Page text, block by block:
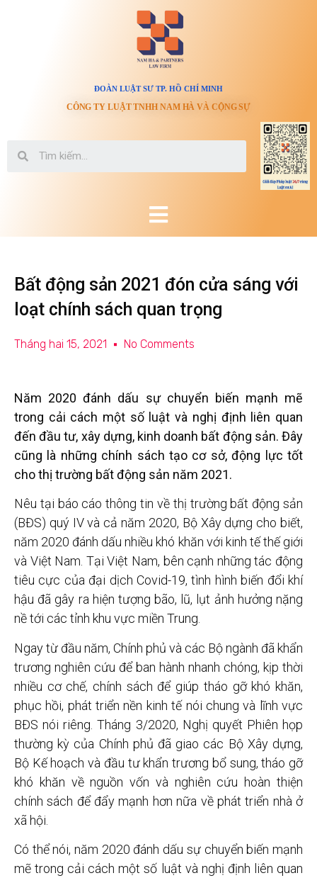
ĐOÀN LUẬT SƯ TP. HỒ CHÍ MINH
CÔNG TY LUẬT TNHH NAM HÀ VÀ CỘNG SỰ
Bất động sản 2021 đón cửa sáng với
loạt chính sách quan trọng
Tháng hai 15, 2021 No Comments
Năm 2020 đánh dấu sự chuyển biến mạnh mẽ
trong cải cách một số luật và nghị định liên quan
đến đầu tư, xây dựng, kinh doanh bất động sản. Đây
cũng là những chính sách tạo cơ sở, động lực tốt
cho thị trường bất động sản năm 2021.
Nêu tại báo cáo thông tin về thị trường bất động sản
(BĐS) quý IV và cả năm 2020, Bộ Xây dựng cho biết,
năm 2020 đánh dấu nhiều khó khăn với kinh tế thế giới
và Việt Nam. Tại Việt Nam, bên cạnh những tác động
tiêu cực của đại dịch Covid-19, tình hình biến đổi khí
hậu đã gây ra hiện tượng bão, lũ, lụt ảnh hưởng nặng
nề tới các tỉnh khu vực miền Trung.
Ngay từ đầu năm, Chính phủ và các Bộ ngành đã khẩn
trương nghiên cứu để ban hành nhanh chóng, kịp thời
nhiều cơ chế, chính sách để giúp tháo gỡ khó khăn,
phục hồi, phát triển nền kinh tế nói chung và lĩnh vực
BĐS nói riêng. Tháng 3/2020, Nghị quyết Phiên họp
thường kỳ của Chính phủ đã giao các Bộ Xây dựng,
Bộ Kế hoạch và đầu tư khẩn trương bổ sung, tháo gỡ
khó khăn về nguồn vốn và nghiên cứu hoàn thiện
chính sách để đẩy mạnh hơn nữa về phát triển nhà ở
xã hội.
Có thể nói, năm 2020 đánh dấu sự chuyển biến mạnh
mẽ trong cải cách một số luật và nghị định liên quan